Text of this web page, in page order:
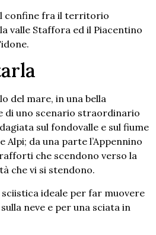
confine fra il territorio
valle Staffora ed il Piacentino
del mare, in una bella
di uno scenario straordinario
sul fondovalle e sul fiume
Alpi; da una parte l’Appennino
che scendono verso la
che vi si stendono.
sciistica ideale per far muovere
neve e per una sciata in